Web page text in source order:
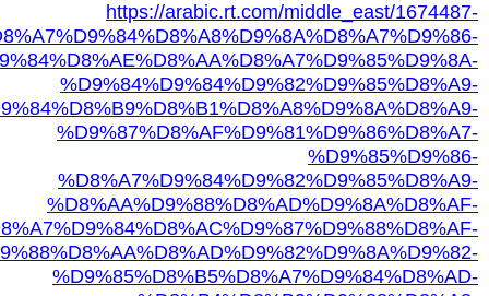
https://arabic.rt.com/middle_east/1674487-
%D9%84%D9%84%D9%82%D9%85%D8%A9-
%D9%87%D8%AF%D9%81%D9%86%D8%A7-
%D9%85%D9%86-
%D8%A7%D9%84%D9%82%D9%85%D8%A9-
%D8%AA%D9%88%D8%AD%D9%8A%D8%AF-
%D9%85%D8%B5%D8%A7%D9%84%D8%AD-